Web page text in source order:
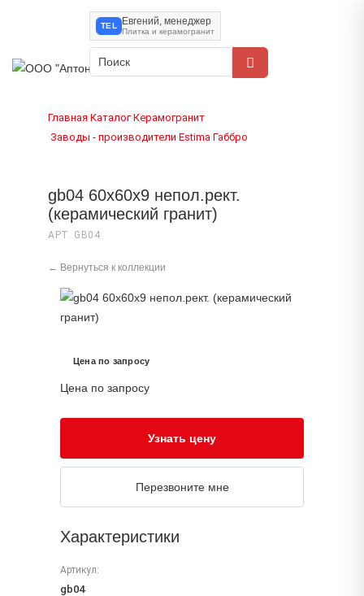
TEL Евгений, менеджер
Плитка и керамогранит
Главная›Каталог›Керамогранит
›Заводы - производители›Estima›Габбро
gb04 60x60x9 непол.рект.
(керамический гранит)
АРТ. GB04
← Вернуться к коллекции
Цена по запросу
Цена по запросу
Узнать цену
Перезвоните мне
Характеристики
Артикул:
gb04